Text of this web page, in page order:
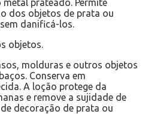
metal prateado. Permite
dos objetos de prata ou
danificá-los.
objetos.
molduras e outros objetos
Conserva em
A loção protege da
e remove a sujidade de
decoração de prata ou